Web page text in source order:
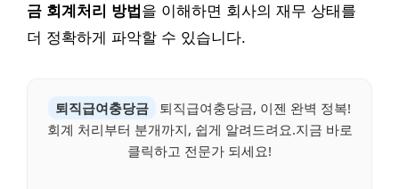
금 회계처리 방법 을 이해하면 회사의 재무 상태를
더 정확하게 파악할 수 있습니다.
퇴직급여충당금
퇴직급여충당금, 이젠 완벽 정복!
회계 처리부터 분개까지, 쉽게 알려드려요.지금 바로
클릭하고 전문가 되세요!